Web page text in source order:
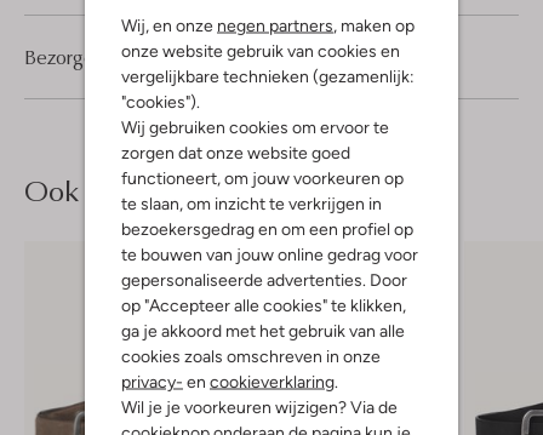
Wij, en onze negen partners , maken op
onze website gebruik van cookies en
vergelijkbare technieken (gezamenlijk:
"cookies").
Wij gebruiken cookies om ervoor te
zorgen dat onze website goed
functioneert, om jouw voorkeuren op
te slaan, om inzicht te verkrijgen in
bezoekersgedrag en om een profiel op
te bouwen van jouw online gedrag voor
gepersonaliseerde advertenties. Door
op "Accepteer alle cookies" te klikken,
ga je akkoord met het gebruik van alle
cookies zoals omschreven in onze
privacy- en cookieverklaring
Wil je je voorkeuren wijzigen? Via de
Bezorgen & retourneren
Ook iets voor jou?